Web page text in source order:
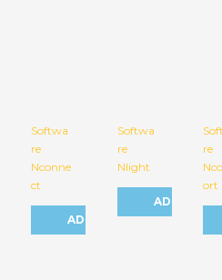
Softwa
re
Nconne
ct
ADICIONAR
Softwa
re
Nlight
ADICIONAR
re
ort